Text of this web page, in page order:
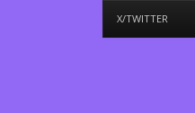
X/TWITTER